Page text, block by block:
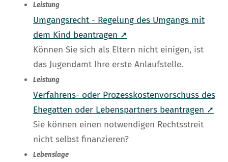
Leistung
Umgangsrecht - Regelung des Umgangs mit
dem Kind beantragen ➚
Können Sie sich als Eltern nicht einigen, ist
das Jugendamt Ihre erste Anlaufstelle.
Leistung
Verfahrens- oder Prozesskostenvorschuss des
Ehegatten oder Lebenspartners beantragen ➚
Sie können einen notwendigen Rechtsstreit
nicht selbst finanzieren?
Lebenslage